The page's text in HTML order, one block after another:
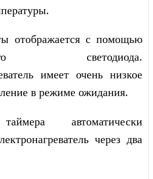
отображается с помощью
светодиода.
имеет очень низкое
в режиме ожидания.
автоматически
через два